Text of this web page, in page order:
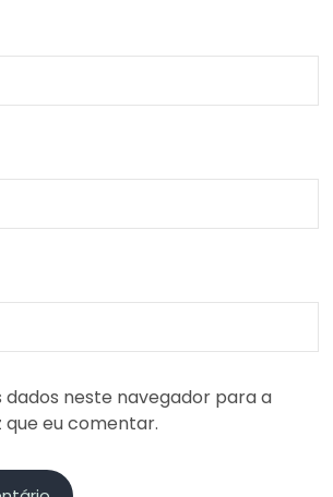
dados neste navegador para a
que eu comentar.